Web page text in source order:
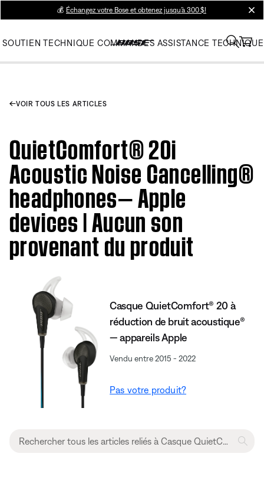
💰 Échangez votre Bose et obtenez jusqu’à 300 $!
SOUTIEN TECHNIQUE COMMANDES ASSISTANCE TECHNIQUE
VOIR TOUS LES ARTICLES
QuietComfort® 20i
Acoustic Noise Cancelling®
headphones— Apple
devices | Aucun son
provenant du produit
Casque QuietComfort® 20 à
réduction de bruit acoustique®
— appareils Apple
Vendu entre 2015 - 2022
Pas votre produit?